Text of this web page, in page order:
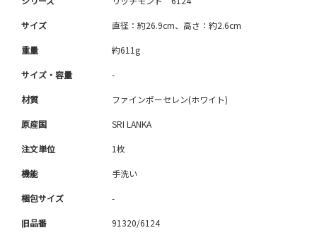
サイズ 直径：約26.9cm、高さ：約2.6cm
重量 約611g
サイズ・容量 -
材質 ファインポーセレン(ホワイト)
原産国 SRI LANKA
注文単位 1枚
機能 手洗い
梱包サイズ -
旧品番 91320/6124